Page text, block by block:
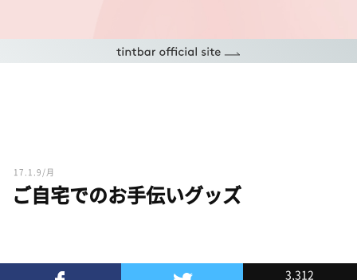
17.1.9/月
ご自宅でのお手伝いグッズ
3,312